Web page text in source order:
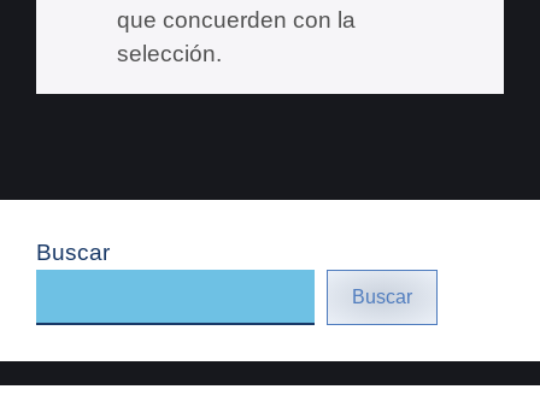
que concuerden con la
selección.
Buscar
Buscar